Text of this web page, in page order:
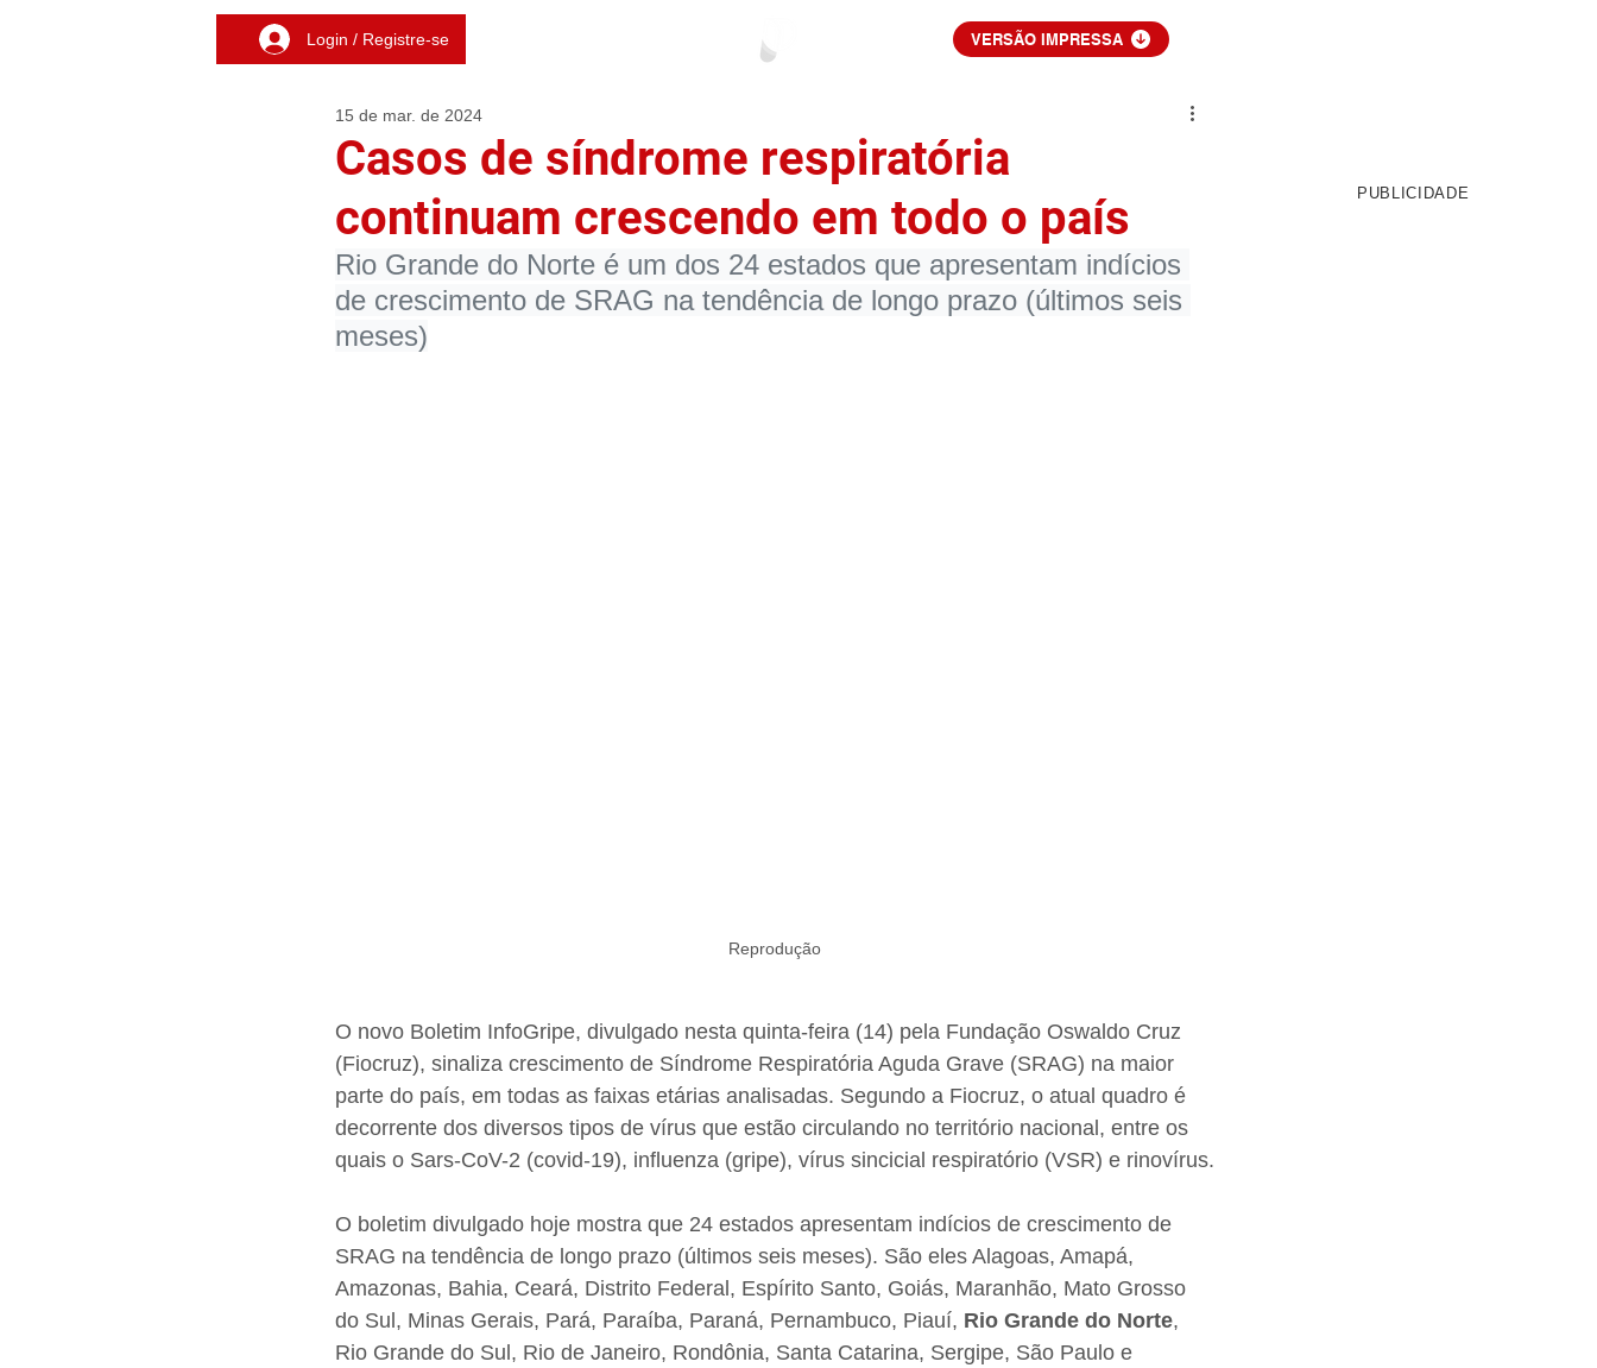
Login / Registre-se VERSÃO IMPRESSA
Casos de síndrome respiratória
continuam crescendo em todo o país
15 de mar. de 2024
Rio Grande do Norte é um dos 24 estados que apresentam indícios
de crescimento de SRAG na tendência de longo prazo (últimos seis
meses)
Reprodução
O novo Boletim InfoGripe, divulgado nesta quinta-feira (14) pela Fundação Oswaldo Cruz
(Fiocruz), sinaliza crescimento de Síndrome Respiratória Aguda Grave (SRAG) na maior
parte do país, em todas as faixas etárias analisadas. Segundo a Fiocruz, o atual quadro é
decorrente dos diversos tipos de vírus que estão circulando no território nacional, entre os
quais o Sars-CoV-2 (covid-19), influenza (gripe), vírus sincicial respiratório (VSR) e rinovírus.
O boletim divulgado hoje mostra que 24 estados apresentam indícios de crescimento de
SRAG na tendência de longo prazo (últimos seis meses). São eles Alagoas, Amapá,
Amazonas, Bahia, Ceará, Distrito Federal, Espírito Santo, Goiás, Maranhão, Mato Grosso
do Sul, Minas Gerais, Pará, Paraíba, Paraná, Pernambuco, Piauí, Rio Grande do Norte,
Rio Grande do Sul, Rio de Janeiro, Rondônia, Santa Catarina, Sergipe, São Paulo e
PUBLICIDADE